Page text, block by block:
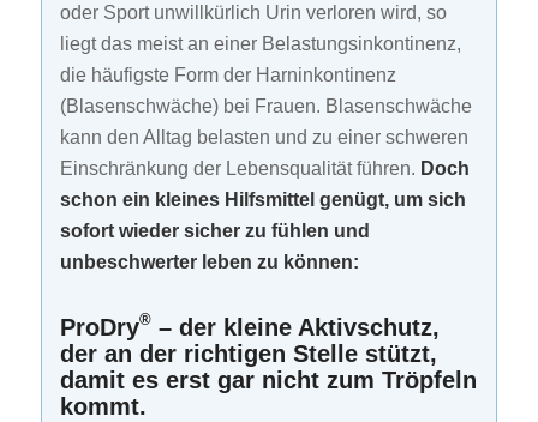
oder Sport unwillkürlich Urin verloren wird, so
liegt das meist an einer Belastungsinkontinenz,
die häufigste Form der Harninkontinenz
(Blasenschwäche) bei Frauen. Blasenschwäche
kann den Alltag belasten und zu einer schweren
Einschränkung der Lebensqualität führen. Doch
schon ein kleines Hilfsmittel genügt, um sich
sofort wieder sicher zu fühlen und
unbeschwerter leben zu können:
ProDry®– der kleine Aktivschutz,
der an der richtigen Stelle stützt,
damit es erst gar nicht zum Tröpfeln
kommt.